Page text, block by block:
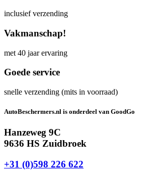
inclusief verzending
Vakmanschap!
met 40 jaar ervaring
Goede service
snelle verzending (mits in voorraad)
AutoBeschermers.nl is onderdeel van GoodGo
Hanzeweg 9C
9636 HS Zuidbroek
+31 (0)598 226 622